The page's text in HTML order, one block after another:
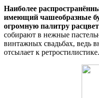
Наиболее
имеющий чашеобразные
огромную палитру
собирают в нежные
винтажных свадьбах, ведь
отсылает к ретростилистике.